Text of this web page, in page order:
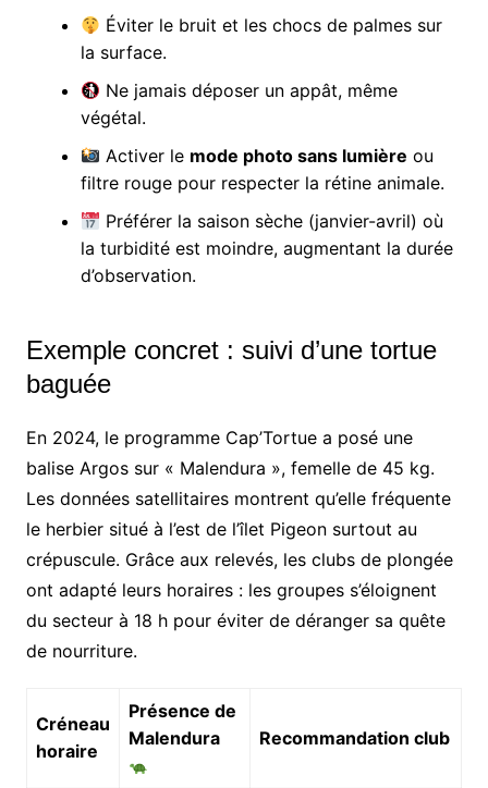
Éviter le bruit et les chocs de palmes sur
la surface.
Ne jamais déposer un appât, même
végétal.
Activer le mode photo sans lumière ou
filtre rouge pour respecter la rétine animale.
Préférer la saison sèche (janvier-avril) où
la turbidité est moindre, augmentant la durée
d’observation.
Exemple concret : suivi d’une tortue
baguée
En 2024, le programme Cap’Tortue a posé une
balise Argos sur « Malendura », femelle de 45 kg.
Les données satellitaires montrent qu’elle fréquente
le herbier situé à l’est de l’îlet Pigeon surtout au
crépuscule. Grâce aux relevés, les clubs de plongée
ont adapté leurs horaires : les groupes s’éloignent
du secteur à 18 h pour éviter de déranger sa quête
de nourriture.
Créneau
horaire
Présence de
Malendura
Recommandation club